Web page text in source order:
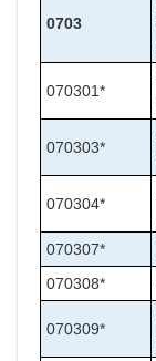
0703
070301*
070303*
070304*
070307*
070308*
070309*